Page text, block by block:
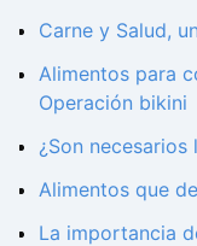
Carne y Salud,
Alimentos para
Operación bikini
¿Son
Alimentos que
La importancia